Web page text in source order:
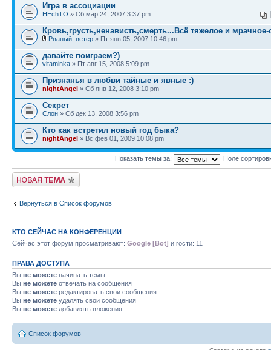
Игра в ассоциации
HEchTO » Сб мар 24, 2007 3:37 pm
Кровь,грусть,ненависть,смерть...Всё тяжелое и
Рваный_ветер » Пт янв 05, 2007 10:46 pm
давайте поиграем?)
vitaminka » Пт авг 15, 2008 5:09 pm
Признанья в любви тайные и явные :)
nightAngel » Сб янв 12, 2008 3:10 pm
Секрет
Слон » Сб дек 13, 2008 3:56 pm
Кто как встретил новый год быка?
nightAngel » Вс фев 01, 2009 10:08 pm
Показать темы за: Поле
Новая тема
Вернуться в Список форумов
КТО СЕЙЧАС НА КОНФЕРЕНЦИИ
Сейчас этот форум просматривают: Google [Bot] и гости: 11
ПРАВА ДОСТУПА
Вы не можете начинать темы
Вы не можете отвечать на сообщения
Вы не можете редактировать свои сообщения
Вы не можете удалять свои сообщения
Вы не можете добавлять вложения
Список форумов